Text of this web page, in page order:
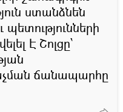
ստանձնեն
Է Շոլցը՝
ճանապարհը